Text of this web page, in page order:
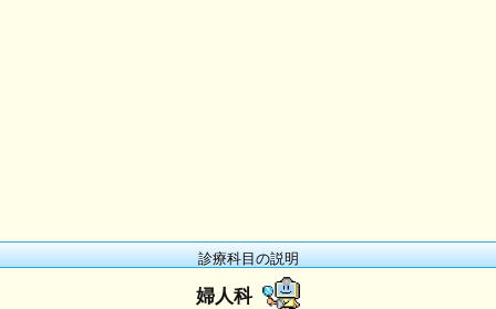
診療科目の説明
婦人科